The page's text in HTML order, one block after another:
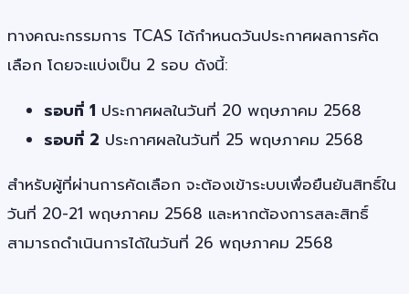
ทางคณะกรรมการ TCAS ได้กำหนดวันประกาศผลการคัด
เลือก โดยจะแบ่งเป็น 2 รอบ ดังนี้:
รอบที่ 1 ประกาศผลในวันที่ 20 พฤษภาคม 2568
รอบที่ 2 ประกาศผลในวันที่ 25 พฤษภาคม 2568
สำหรับผู้ที่ผ่านการคัดเลือก จะต้องเข้าระบบเพื่อยืนยันสิทธิ์ใน
วันที่ 20-21 พฤษภาคม 2568 และหากต้องการสละสิทธิ์
สามารถดำเนินการได้ในวันที่ 26 พฤษภาคม 2568